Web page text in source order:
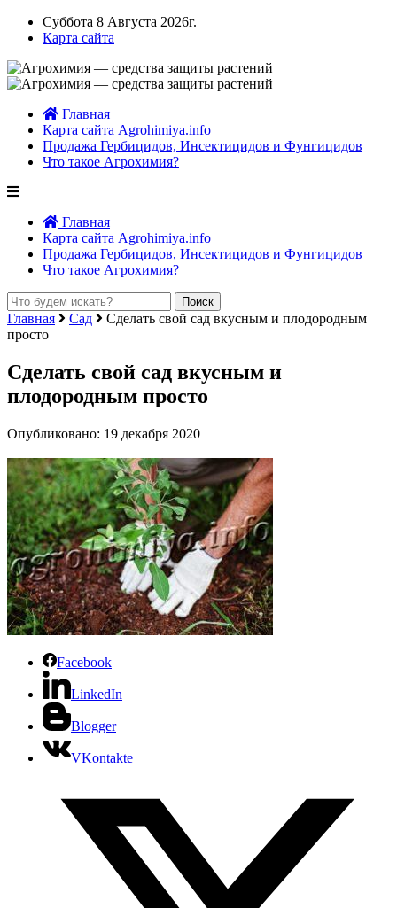
Суббота 8 Августа 2026г.
Карта сайта
Главная
Карта сайта Agrohimiya.info
Продажа Гербицидов, Инсектицидов и Фунгицидов
Что такое Агрохимия?
Главная
Карта сайта Agrohimiya.info
Продажа Гербицидов, Инсектицидов и Фунгицидов
Что такое Агрохимия?
Главная Сад
Сделать свой сад вкусным и плодородным
просто
Сделать свой сад вкусным и
плодородным просто
Опубликовано: 19 декабря 2020
Facebook
LinkedIn
Blogger
VKontakte